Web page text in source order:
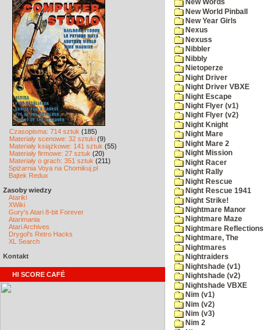
Czasopisma: 714 sztuk (185)
Materiały scenowe: 32 sztuki (9)
Materiały książkowe: 141 sztuk (55)
Materiały firmowe: 27 sztuk (20)
Materiały o grach: 351 sztuk (211)
Spiżarnia Voya na Chomikuj.pl
Bajtek Redux
Zasoby wiedzy
Atariki
XWiki
Gury's Atari 8-bit Forever
Atarimania
Atari Archives
Drygol's Retro Hacks
XL Search
Kontakt
HI SCORE CAFÉ
New Words
New World Pinball
New Year Girls
Nexus
Nexuss
Nibbler
Nibbly
Nietoperze
Night Driver
Night Driver VBXE
Night Escape
Night Flyer (v1)
Night Flyer (v2)
Night Knight
Night Mare
Night Mare 2
Night Mission
Night Racer
Night Rally
Night Rescue
Night Rescue 1941
Night Strike!
Nightmare Manor
Nightmare Maze
Nightmare Reflections
Nightmare, The
Nightmares
Nightraiders
Nightshade (v1)
Nightshade (v2)
Nightshade VBXE
Nim (v1)
Nim (v2)
Nim (v3)
Nim 2